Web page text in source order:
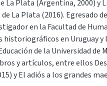
Plata (Argentina, 2000) y
La Plata (2016).
en la Facultad de
en Uruguay
de la Universidad
y artículos, entre ellos
y El adiós a los grandes